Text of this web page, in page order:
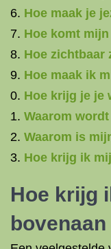
Hoe maak je
Hoe komt
Hoe zichtbaar
Hoe maak ik
Hoe krijg je je
Waarom
Waarom is
Hoe krijg ik
Hoe krijg